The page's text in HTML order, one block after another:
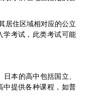
居住区域相对应的公立
学考试，此类考试可能
本的高中包括国立、
中提供各种课程，如普